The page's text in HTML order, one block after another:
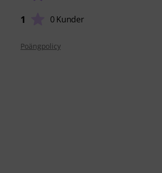
1 0 Kunder
Poängpolicy